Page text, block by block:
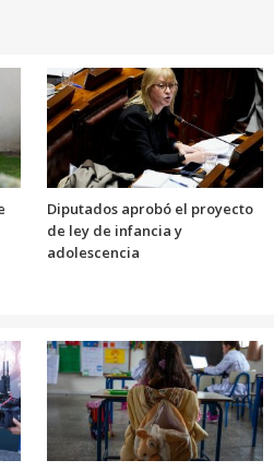
Diputados aprobó el proyecto
de ley de infancia y
adolescencia